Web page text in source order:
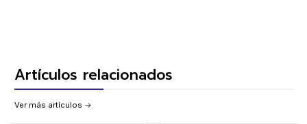
Artículos relacionados
Ver más artículos